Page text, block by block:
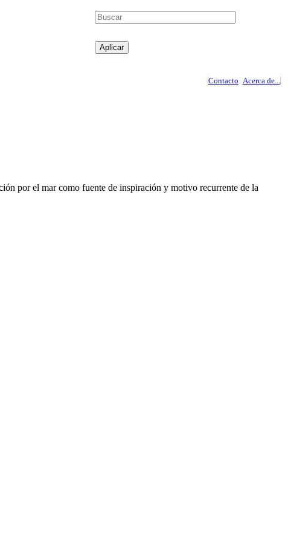
Contacto Acerca de...
por el mar como fuente de inspiración y motivo recurrente de la